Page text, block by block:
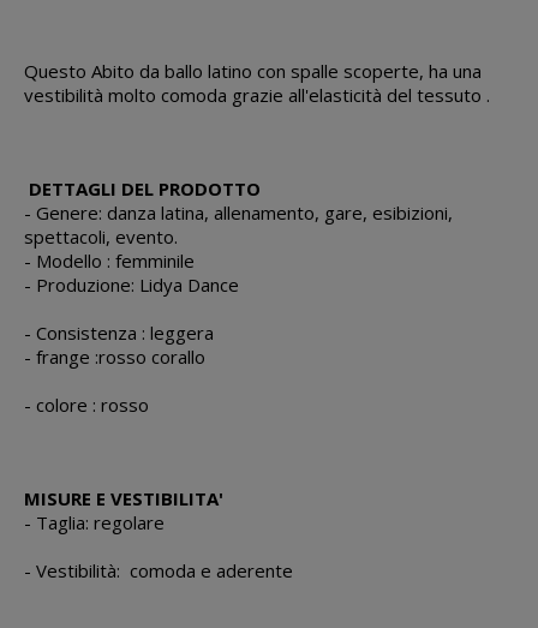
Questo Abito da ballo latino con spalle scoperte, ha una
vestibilità molto comoda grazie all'elasticità del tessuto .
DETTAGLI DEL PRODOTTO
- Genere: danza latina, allenamento, gare, esibizioni,
spettacoli, evento.
- Modello : femminile
- Produzione: Lidya Dance
- Consistenza : leggera
- frange :rosso corallo
- colore : rosso
MISURE E VESTIBILITA'
- Taglia: regolare
- Vestibilità: comoda e aderente